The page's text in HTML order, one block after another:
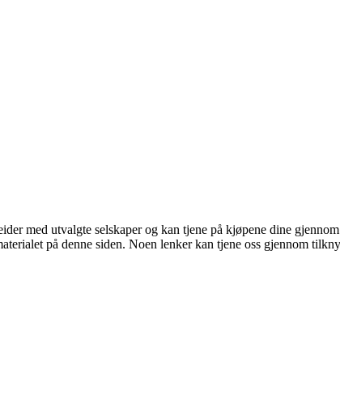
med utvalgte selskaper og kan tjene på kjøpene dine
på denne siden. Noen lenker kan tjene oss gjennom